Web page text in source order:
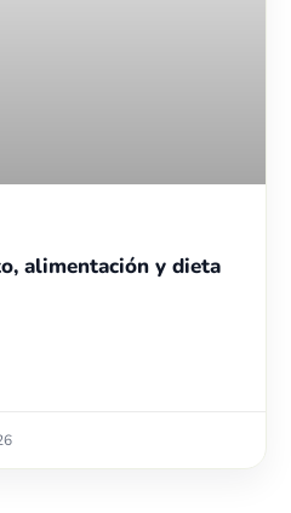
alimentación y dieta